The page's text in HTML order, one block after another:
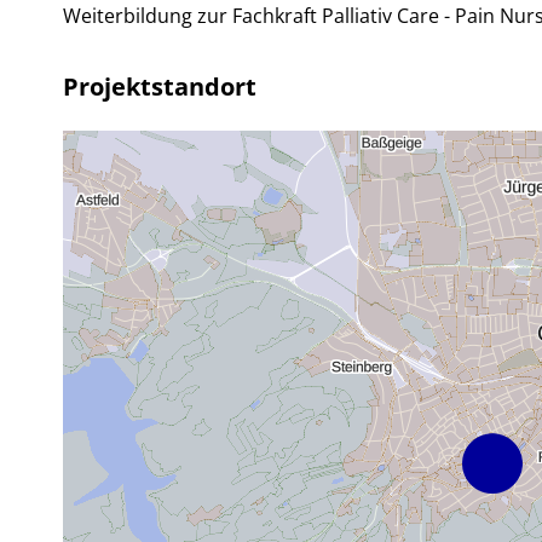
Weiterbildung zur Fachkraft Palliativ Care - Pain
Projektstandort